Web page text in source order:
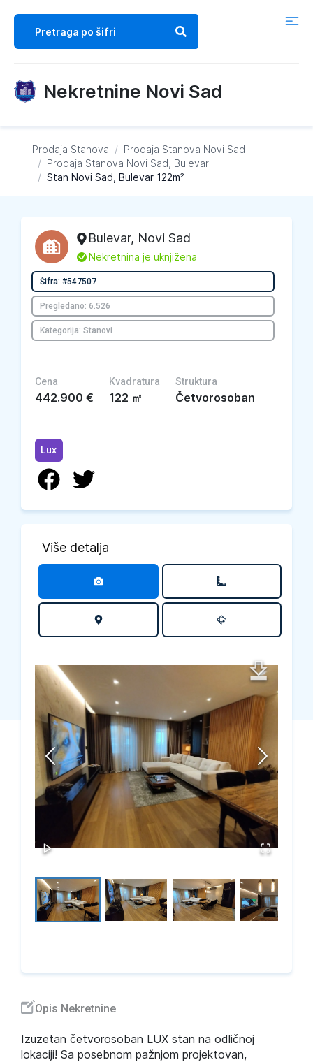
Nekretnine Novi Sad
Prodaja Stanova / Prodaja Stanova Novi Sad
/ Prodaja Stanova Novi Sad, Bulevar
/ Stan Novi Sad, Bulevar 122m²
Bulevar, Novi Sad
L Nekretnina je uknjižena
Šifra: #547507
Pregledano: 6.526
Kategorija: Stanovi
Cena
442.900 €
Kvadratura
122 ㎡
Struktura
Četvorosoban
Lux
Više detalja
Opis Nekretnine
Izuzetan četvorosoban LUX stan na odličnoj
lokaciji! Sa posebnom pažnjom projektovan,